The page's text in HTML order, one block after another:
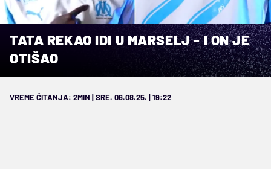
TATA REKAO IDI U MARSELJ - I ON JE
OTIŠAO
VREME ČITANJA: 2MIN | SRE. 06.08.25. | 19:22